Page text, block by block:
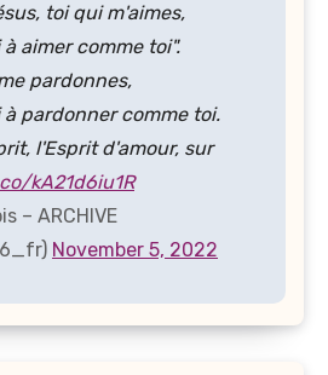
toi qui m'aimes,
aimer comme toi".
pardonnes,
pardonner comme toi.
l'Esprit d'amour, sur
kA21d6iu1R
– ARCHIVE
November 5, 2022